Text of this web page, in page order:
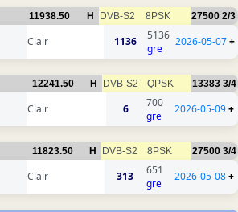
11938.50 H DVB-S2 8PSK 27500 2/3
Clair 1136
5136
gre
2026-05-07+
12241.50 H DVB-S2 QPSK 13383 3/4
Clair 6
700
gre
2026-05-09+
11823.50 H DVB-S2 8PSK 27500 3/4
Clair 313
651
gre
2026-05-08+